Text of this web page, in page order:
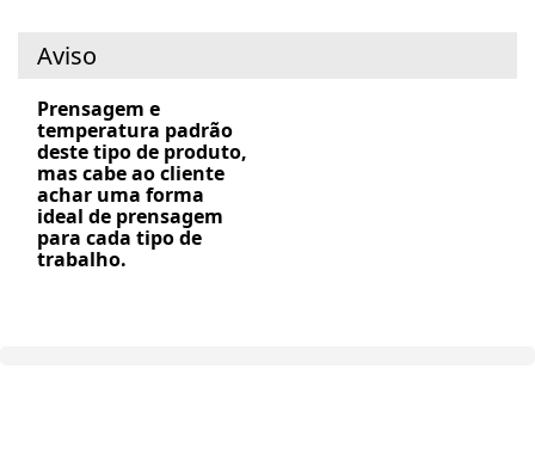
Aviso
Prensagem e
temperatura padrão
deste tipo de produto,
mas cabe ao cliente
achar uma forma
ideal de prensagem
para cada tipo de
trabalho.